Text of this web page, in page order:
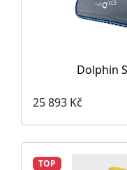
Dolphin
25 893 Kč
TOP